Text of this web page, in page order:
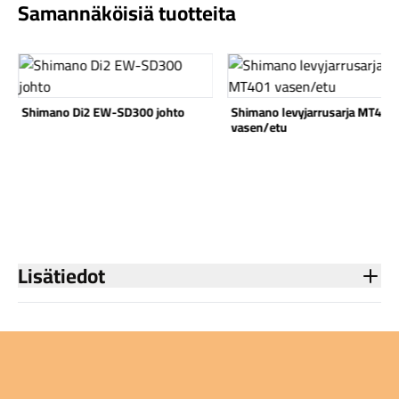
Samannäköisiä tuotteita
Katso tuote
Shimano Di2 EW-SD300 johto
Katso tuote
Shimano levyjarrusarja MT401
vasen/etu
Lisätiedot